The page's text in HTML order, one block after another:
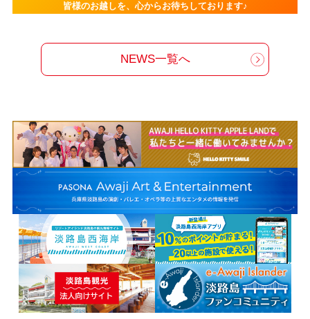
皆様のお越しを、心からお待ちしております♪
NEWS一覧へ